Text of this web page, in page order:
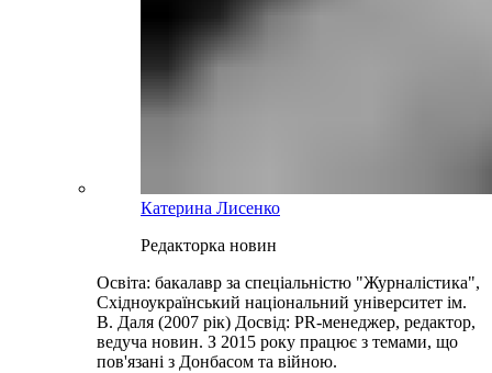
Катерина Лисенко
Редакторка новин
Освіта: бакалавр за спеціальністю "Журналістика",
Східноукраїнський національний університет ім.
В. Даля (2007 рік) Досвід: PR-менеджер, редактор,
ведуча новин. З 2015 року працює з темами, що
пов'язані з Донбасом та війною.